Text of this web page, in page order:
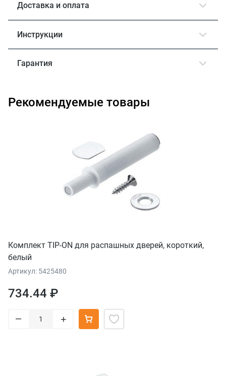
Доставка и оплата
Инструкции
Гарантия
Рекомендуемые товары
Комплект TIP-ON для распашных дверей, короткий,
белый
Артикул: 5425480
734.44 ₽
– +